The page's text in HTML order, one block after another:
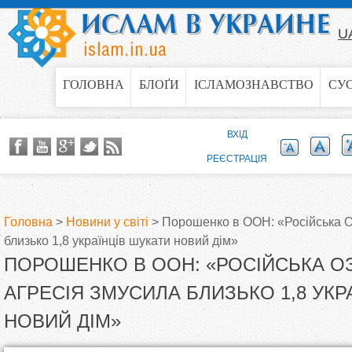
Jump to navigation
ГОЛОВНА БЛОҐИ ІСЛАМОЗНАВСТВО
В
и
є
Головна > Новини у світі > Порошенко в ООН: «Російська
близько 1,8 українців шукати новий дім»
ПОРОШЕНКО В ООН: «РОСІЙСЬКА
АГРЕСІЯ ЗМУСИЛА БЛИЗЬКО 1,8
НОВИЙ ДІМ»
ВХІД
РЕЄСТРАЦІЯ